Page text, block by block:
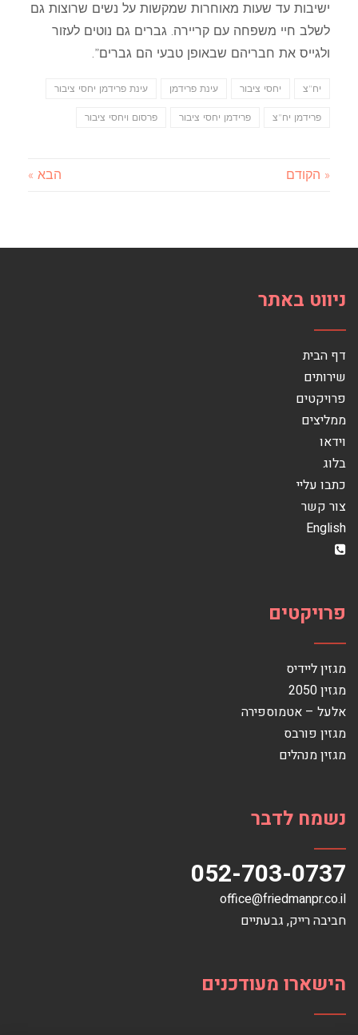
ישיבות עד שעות מאוחרות שמקשות על נשים שרוצות גם
לשלב חיי משפחה עם קריירה. גברים גם נוטים לעזור
ולגייס את חבריהם שבאופן טבעי הם גברים”.
יח"צ יחסי ציבור עינת פרידמן עינת פרידמן יחסי ציבור
פרידמן יח"צ פרידמן יחסי ציבור פרסום ויחסי ציבור
« הקודם הבא »
ניווט באתר
דף הבית
שירותים
פרויקטים
ממליצים
וידאו
בלוג
כתבו עליי
צור קשר
English
פרויקטים
מגזין ליידיס
מגזין 2050
אלעל – אטמוספירה
מגזין פורבס
מגזין מנהלים
נשמח לדבר
052-703-0737
office@friedmanpr.co.il
חביבה רייק‏, ‏גבעתיים‏
הישארו מעודכנים